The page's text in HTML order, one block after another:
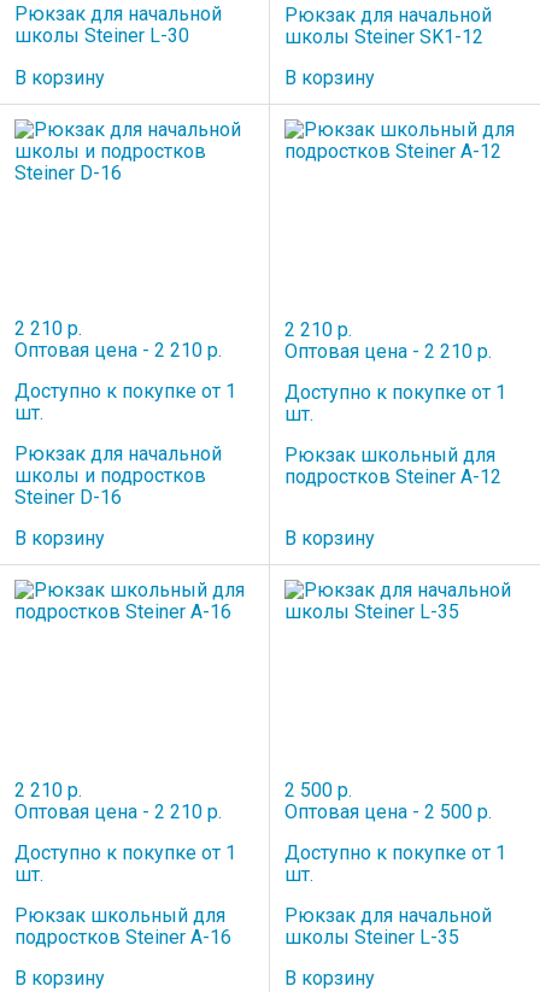
Рюкзак для начальной
школы Steiner L-30
В корзину
Рюкзак для начальной
школы Steiner SK1-12
В корзину
2 210 р.
Оптовая цена - 2 210 р.
Доступно к покупке от 1
шт.
Рюкзак для начальной
школы и подростков
Steiner D-16
В корзину
2 210 р.
Оптовая цена - 2 210 р.
Доступно к покупке от 1
шт.
Рюкзак школьный для
подростков Steiner A-12
В корзину
2 210 р.
Оптовая цена - 2 210 р.
Доступно к покупке от 1
шт.
Рюкзак школьный для
подростков Steiner A-16
В корзину
2 500 р.
Оптовая цена - 2 500 р.
Доступно к покупке от 1
шт.
Рюкзак для начальной
школы Steiner L-35
В корзину